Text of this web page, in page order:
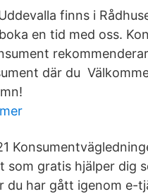
finns i
en tid med oss.
där du
som gratis hjälper dig
du har gått igenom e-